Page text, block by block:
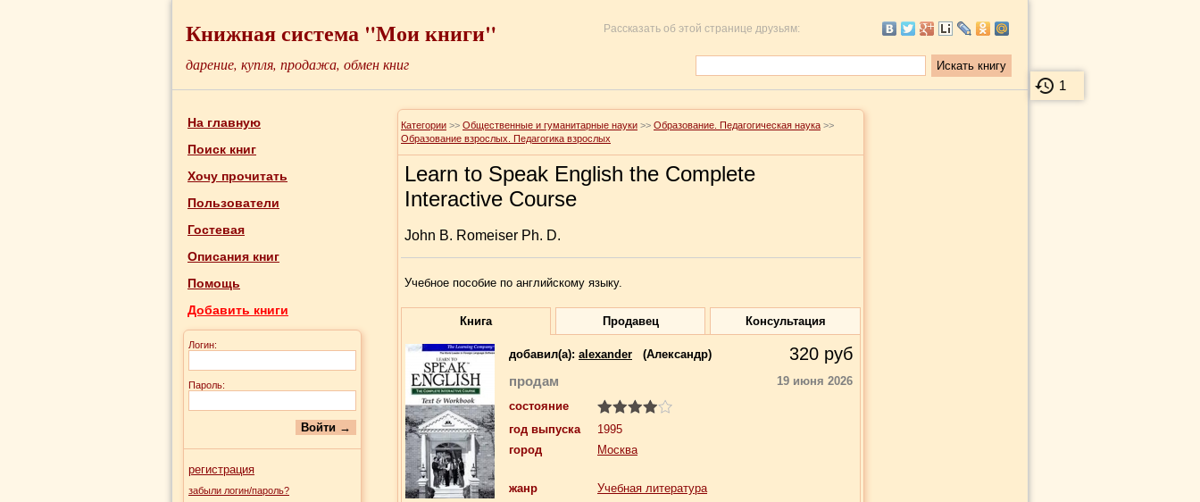
1
Книжная система "Мои книги" Рассказать об этой странице друзьям:
дарение, купля, продажа, обмен книг
На главную
Поиск книг
Хочу прочитать
Пользователи
Гостевая
Описания книг
Помощь
Добавить книги
Логин:
Пароль:
регистрация
забыли логин/пароль?
Категории >> Общественные и гуманитарные науки >> Образование. Педагогическая наука >>
Образование взрослых. Педагогика взрослых
Learn to Speak English the Complete
Interactive Course
John B. Romeiser Ph. D.
Учебное пособие по английскому языку.
Книга Продавец Консультация
добавил(a): alexander (Александр) 320 руб
продам
19 июня 2026
состояние
год выпуска
1995
город
Москва
жанр Учебная литература